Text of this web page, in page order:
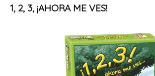
1, 2, 3, ¡AHORA ME VES!